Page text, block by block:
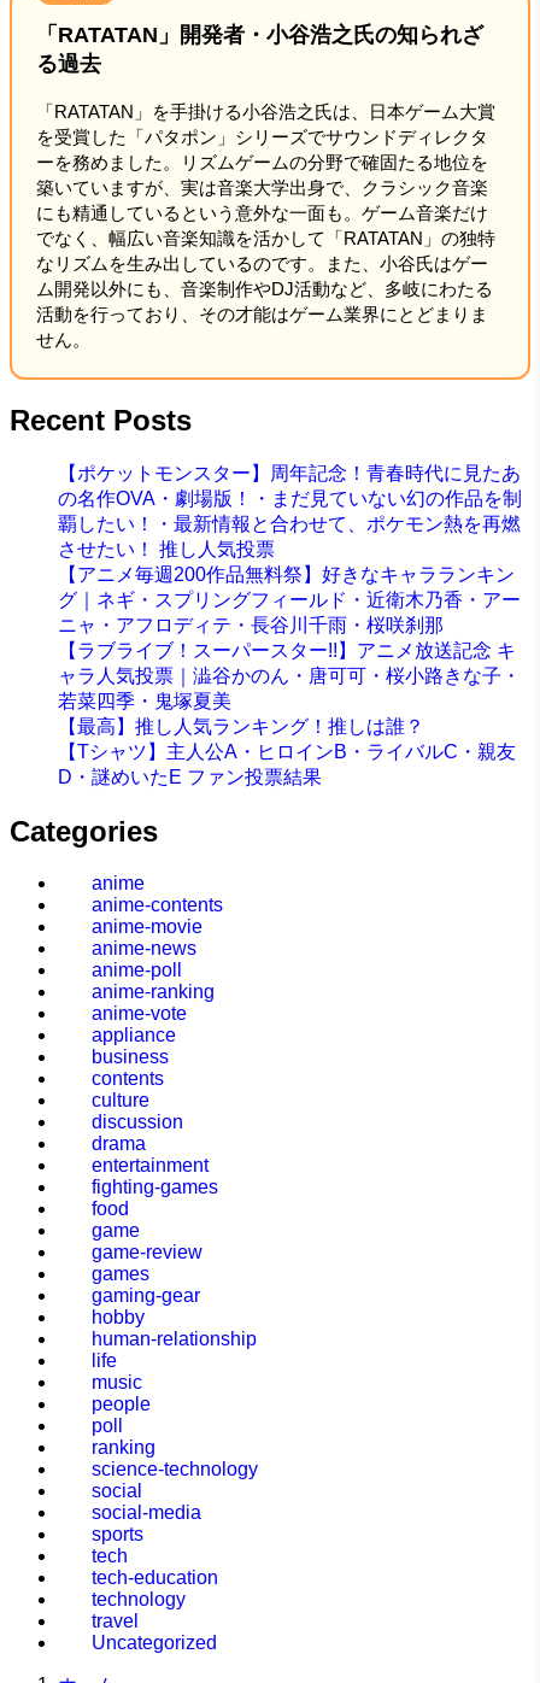
「RATATAN」開発者・小谷浩之氏の知られざ
る過去
「RATATAN」を手掛ける小谷浩之氏は、日本ゲーム大賞
を受賞した「パタポン」シリーズでサウンドディレクタ
ーを務めました。リズムゲームの分野で確固たる地位を
築いていますが、実は音楽大学出身で、クラシック音楽
にも精通しているという意外な一面も。ゲーム音楽だけ
でなく、幅広い音楽知識を活かして「RATATAN」の独特
なリズムを生み出しているのです。また、小谷氏はゲー
ム開発以外にも、音楽制作やDJ活動など、多岐にわたる
活動を行っており、その才能はゲーム業界にとどまりま
せん。
Recent Posts
【ポケットモンスター】周年記念！青春時代に見たあ
の名作OVA・劇場版！・まだ見ていない幻の作品を制
覇したい！・最新情報と合わせて、ポケモン熱を再燃
させたい！ 推し人気投票
【アニメ毎週200作品無料祭】好きなキャラランキン
グ｜ネギ・スプリングフィールド・近衛木乃香・アー
ニャ・アフロディテ・長谷川千雨・桜咲刹那
【ラブライブ！スーパースター!!】アニメ放送記念 キ
ャラ人気投票｜澁谷かのん・唐可可・桜小路きな子・
若菜四季・鬼塚夏美
【最高】推し人気ランキング！推しは誰？
【Tシャツ】主人公A・ヒロインB・ライバルC・親友
D・謎めいたE ファン投票結果
Categories
anime
anime-contents
anime-movie
anime-news
anime-poll
anime-ranking
anime-vote
appliance
business
contents
culture
discussion
drama
entertainment
fighting-games
food
game
game-review
games
gaming-gear
hobby
human-relationship
life
music
people
poll
ranking
science-technology
social
social-media
sports
tech
tech-education
technology
travel
Uncategorized